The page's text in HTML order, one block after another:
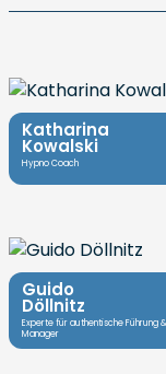
Katharina
Kowalski
Hypno Coach
Guido
Döllnitz
Experte für authentische Führung
Manager